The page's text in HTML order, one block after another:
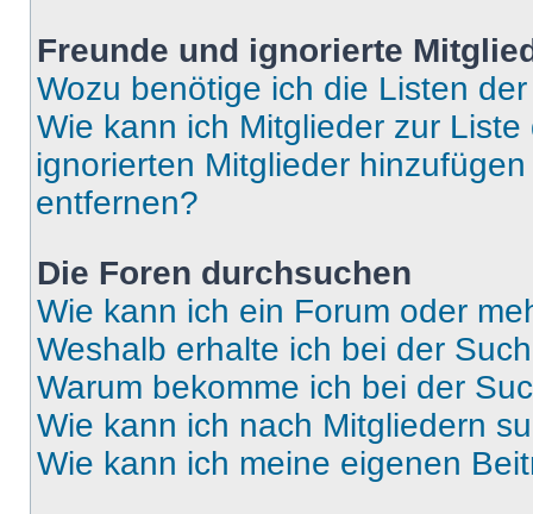
Freunde und ignorierte
Wozu benötige ich die Listen
Wie kann ich Mitglieder zur
ignorierten Mitglieder
entfernen?
Die Foren durchsuchen
Wie kann ich ein Forum oder
Weshalb erhalte ich bei der
Warum bekomme ich bei der
Wie kann ich nach Mitgliedern
Wie kann ich meine eigenen